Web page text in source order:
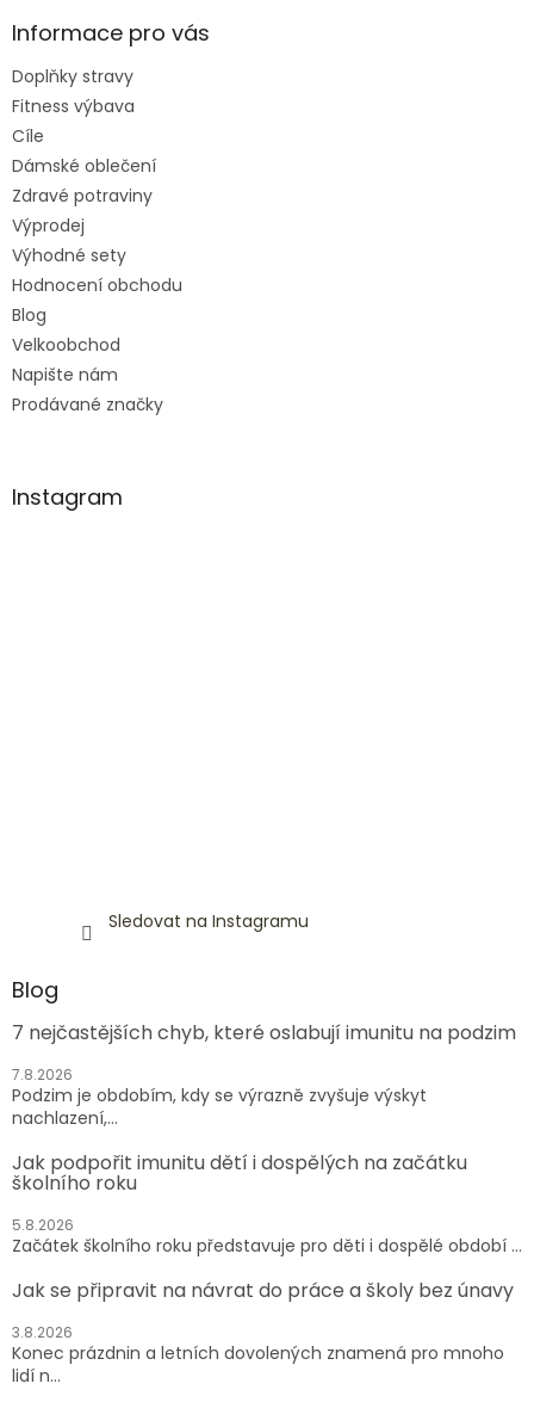
Informace pro vás
Doplňky stravy
Fitness výbava
Cíle
Dámské oblečení
Zdravé potraviny
Výprodej
Výhodné sety
Hodnocení obchodu
Blog
Velkoobchod
Napište nám
Prodávané značky
Instagram
Sledovat na Instagramu
Blog
7 nejčastějších chyb, které oslabují imunitu na podzim
7.8.2026
Podzim je obdobím, kdy se výrazně zvyšuje výskyt
nachlazení,...
Jak podpořit imunitu dětí i dospělých na začátku
školního roku
5.8.2026
Začátek školního roku představuje pro děti i dospělé období ...
Jak se připravit na návrat do práce a školy bez únavy
3.8.2026
Konec prázdnin a letních dovolených znamená pro mnoho
lidí n...